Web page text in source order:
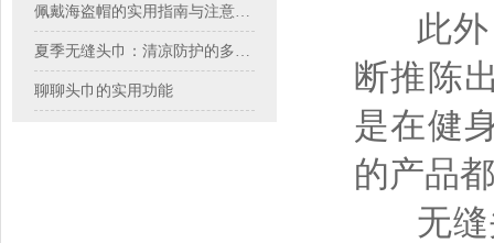
佩戴海盗帽的实用指南与注意事项
夏季无缝头巾：清凉防护的多面手
聊聊头巾的实用功能
此外
断推陈
是在健
的产品
无缝